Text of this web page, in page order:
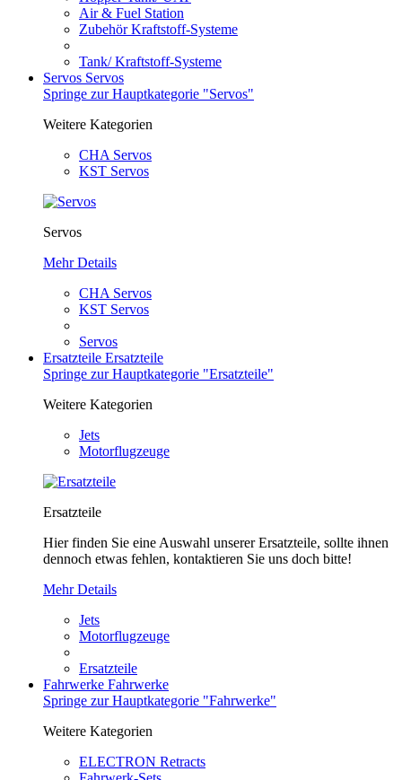
Air & Fuel Station
Zubehör Kraftstoff-Systeme
Tank/ Kraftstoff-Systeme
Servos Servos
Springe zur Hauptkategorie "Servos"
Weitere Kategorien
CHA Servos
KST Servos
Servos
Mehr Details
CHA Servos
KST Servos
Servos
Ersatzteile Ersatzteile
Springe zur Hauptkategorie "Ersatzteile"
Weitere Kategorien
Jets
Motorflugzeuge
Ersatzteile
Hier finden Sie eine Auswahl unserer Ersatzteile, sollte ihnen
dennoch etwas fehlen, kontaktieren Sie uns doch bitte!
Mehr Details
Jets
Motorflugzeuge
Ersatzteile
Fahrwerke Fahrwerke
Springe zur Hauptkategorie "Fahrwerke"
Weitere Kategorien
ELECTRON Retracts